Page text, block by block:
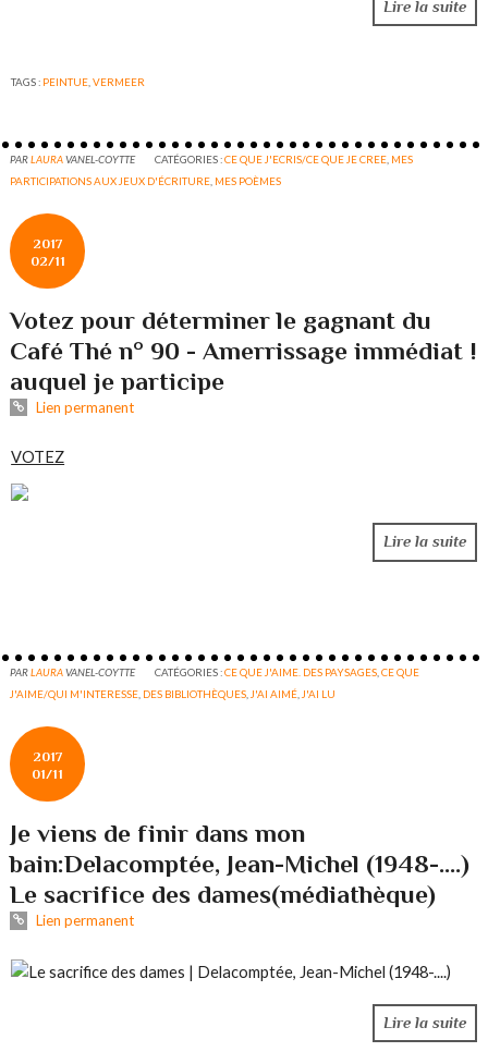
Lire la suite
TAGS : PEINTUE ,VERMEER
PARLAURAVANEL-COYTTE CATÉGORIES :CE QUE J'ECRIS/CE QUE JE CREE MES
PARTICIPATIONS AUX JEUX D'ÉCRITURE MES POÈMES
2017
02/11
Votez pour déterminer le gagnant du
Café Thé n° 90 - Amerrissage immédiat !
auquel je participe
Lien permanent
VOTEZ
Lire la suite
PARLAURAVANEL-COYTTE CATÉGORIES :CE QUE J'AIME. DES PAYSAGES ,CE QUE
J'AIME/QUI M'INTERESSE DES BIBLIOTHÈQUES J'AI AIMÉ J'AI LU
2017
01/11
Je viens de finir dans mon
bain:Delacomptée, Jean-Michel (1948-....)
Le sacrifice des dames(médiathèque)
Lien permanent
Lire la suite